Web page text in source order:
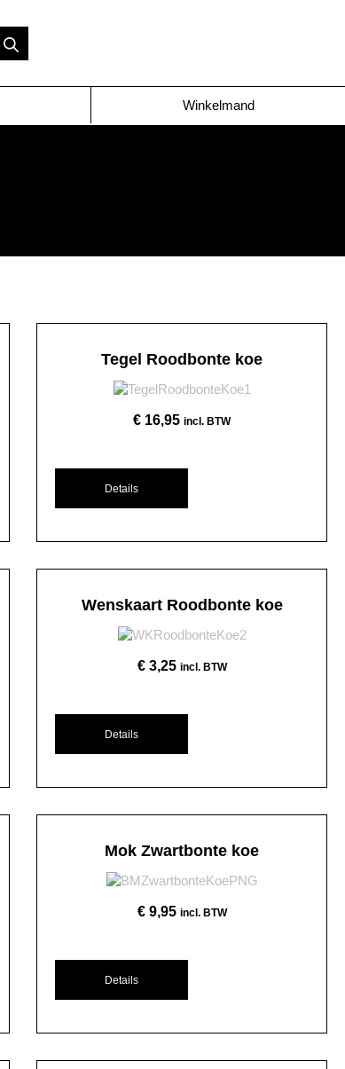
Winkelmand
Tegel Roodbonte koe
€ 16,95 incl. BTW
Details
Wenskaart Roodbonte koe
€3,25 incl. BTW
Details
Mok Zwartbonte koe
€9,95 incl. BTW
Details